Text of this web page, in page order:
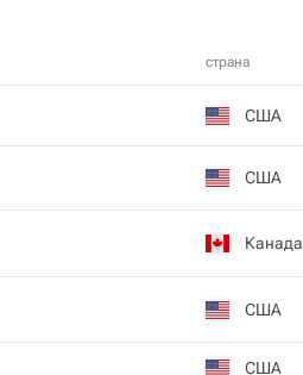
страна
США
США
Канада
США
США